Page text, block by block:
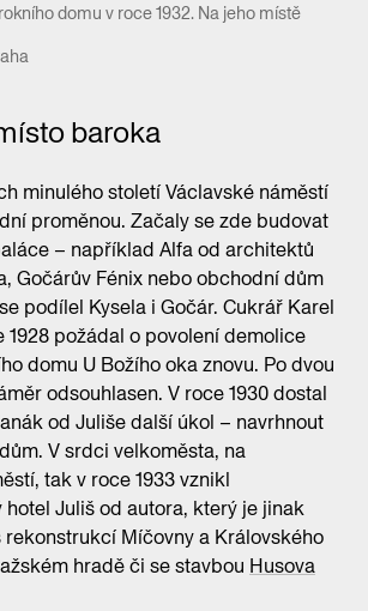
domu v roce 1932. Na jeho místě
baroka
minulého století Václavské náměstí
proměnou. Začaly se zde budovat
– například Alfa od architektů
Gočárův Fénix nebo obchodní dům
podílel Kysela i Gočár. Cukrář Karel
1928 požádal o povolení demolice
domu U Božího oka znovu. Po dvou
odsouhlasen. V roce 1930 dostal
od Juliše další úkol – navrhnout
V srdci velkoměsta, na
tak v roce 1933 vznikl
Juliš od autora, který je jinak
Míčovny a Královského
hradě či se stavbou Husova